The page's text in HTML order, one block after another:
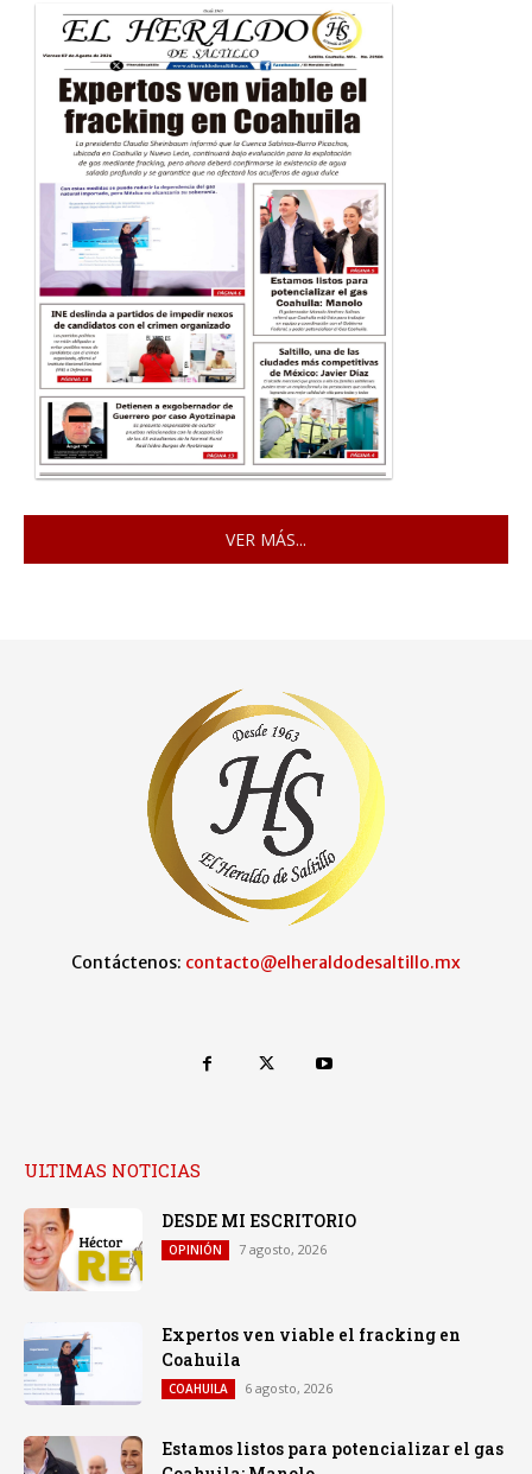
VER MÁS...
Contáctenos: contacto@elheraldodesaltillo.mx
ULTIMAS NOTICIAS
DESDE MI ESCRITORIO
OPINIÓN 7 agosto, 2026
Expertos ven viable el fracking en
Coahuila
COAHUILA 6 agosto, 2026
Estamos listos para potencializar el gas